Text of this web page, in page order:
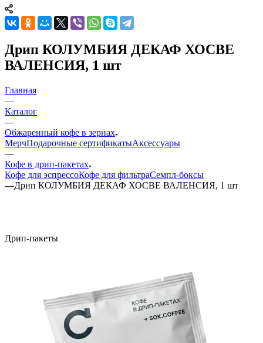
Дрип КОЛУМБИЯ ДЕКАФ ХОСВЕ
ВАЛЕНСИЯ, 1 шт
Главная
—
Каталог
—
Обжаренный кофе в зернах
МерчПодарочные сертификатыАксессуары
—
Кофе в дрип-пакетах
Кофе для эспрессоКофе для фильтраСемпл-боксы
—Дрип КОЛУМБИЯ ДЕКАФ ХОСВЕ ВАЛЕНСИЯ, 1 шт
Дрип-пакеты